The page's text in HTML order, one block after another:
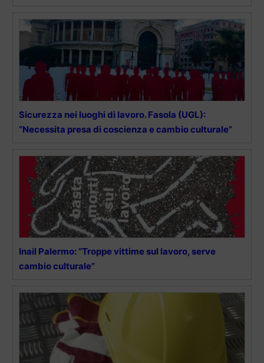
Sicurezza nei luoghi di lavoro. Fasola (UGL):
“Necessita presa di coscienza e cambio culturale”
Inail Palermo: “Troppe vittime sul lavoro, serve
cambio culturale”